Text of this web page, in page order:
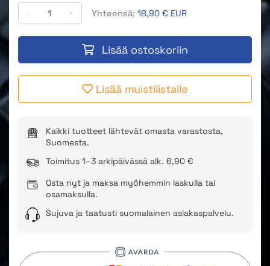
-
+ Yhteensä: 18,90 € EUR
Lisää ostoskoriin
Lisää muistilistalle
Kaikki tuotteet lähtevät omasta varastosta,
Suomesta.
Toimitus 1–3 arkipäivässä alk. 6,90 €
Osta nyt ja maksa myöhemmin laskulla tai
osamaksulla.
Sujuva ja taatusti suomalainen asiakaspalvelu.